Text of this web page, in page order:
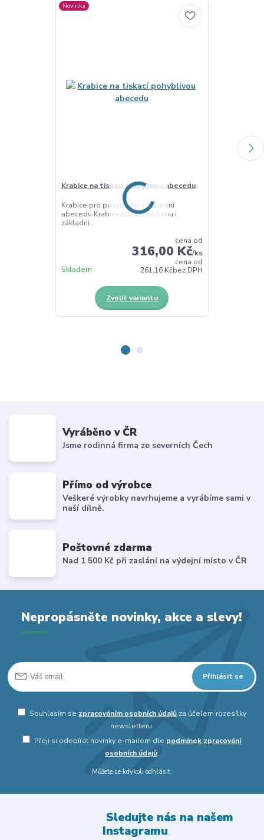
Novinka
Krabice na tiskací pohyblivou abecedu
Krabice pro pohyblivou i základní
abecedu Krabice pro pohyblivou i
základní...
cena od
316,00 Kč/ks
cena od
261,16 Kčbez DPH
Skladem
Zvolit variantu
Vyráběno v ČR
Jsme rodinná firma ze severních Čech
Přímo od výrobce
Veškeré výrobky navrhujeme a vyrábíme sami v
naší dílně.
Poštovné zdarma
Nad 1 500 Kč při zaslání na výdejní místo v ČR
Nepropásněte novinky, akce a slevy!
Přihlásit se
Souhlasím se zpracováním osobních údajůza účelem rozesílky
newsletteru.
Přeji si odebírat novinky e-mailem dle podmínek zpracování
osobních údajů.
Můžete se kdykoli odhlásit.
Sledujte nás na našem
Instagramu